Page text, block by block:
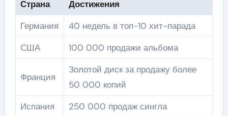
Страна
Достижения
Германия
40 недель в топ-10 хит-парада
США
100 000 продажи альбома
Франция
Золотой диск за продажу более
50 000 копий
Испания
250 000 продаж сингла